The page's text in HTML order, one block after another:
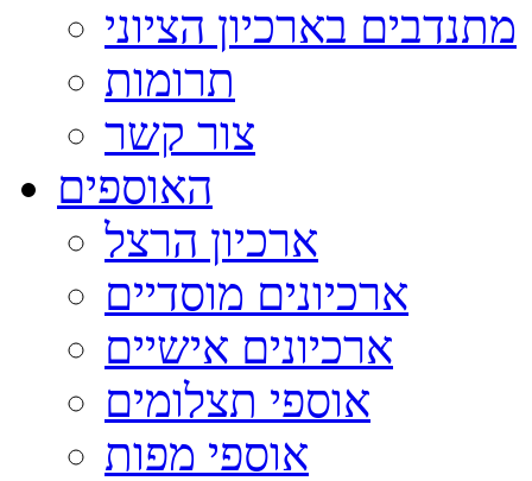
מתנדבים בארכיון הציוני
תרומות
צור קשר
האוספים
ארכיון הרצל
ארכיונים מוסדיים
ארכיונים אישיים
אוספי תצלומים
אוספי מפות